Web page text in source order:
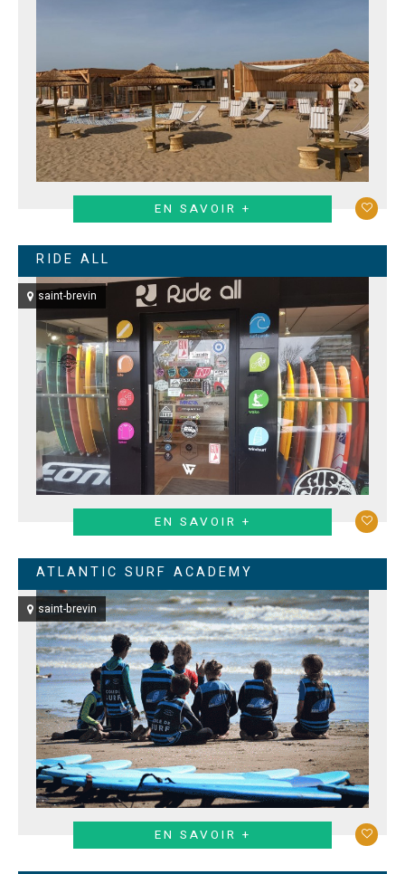
EN SAVOIR +
RIDE ALL
saint-brevin
EN SAVOIR +
ATLANTIC SURF ACADEMY
saint-brevin
EN SAVOIR +